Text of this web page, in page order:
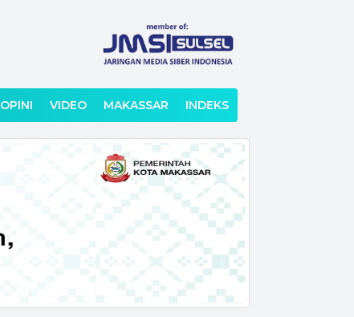
OPINI VIDEO MAKASSAR INDEKS